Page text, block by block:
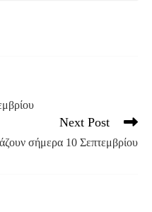
Next Post
σήμερα 10 Σεπτεμβρίου